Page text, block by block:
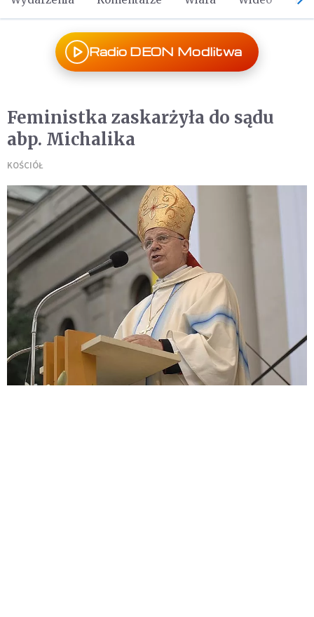
Radio DEON Modlitwa
Feministka zaskarżyła do sądu
abp. Michalika
KOŚCIÓŁ